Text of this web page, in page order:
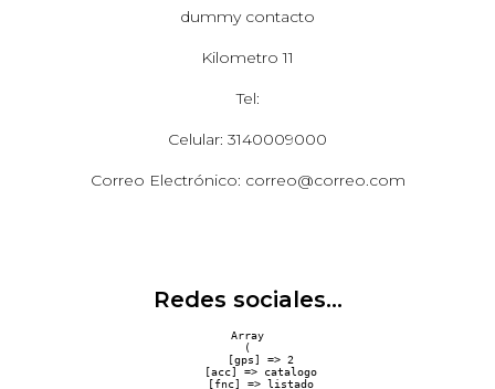
dummy contacto
Kilometro 11
Tel:
Celular: 3140009000
Correo Electrónico: correo@correo.com
Redes sociales...
Array
(
    [gps] => 2
    [acc] => catalogo
    [fnc] => listado